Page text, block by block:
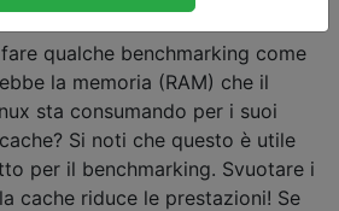
Linux?
qualche benchmarking come
la memoria (RAM) che il
sta consumando per i suoi
Si noti che questo è utile
per il benchmarking. Svuotare i
cache riduce le prestazioni! Se